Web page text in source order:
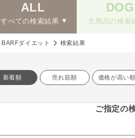
ALL
すべての検索結果
DOG
犬用品の検索
BARFダイエット 検索結果
新着順 売れ筋順 価格が高い順
ご指定の